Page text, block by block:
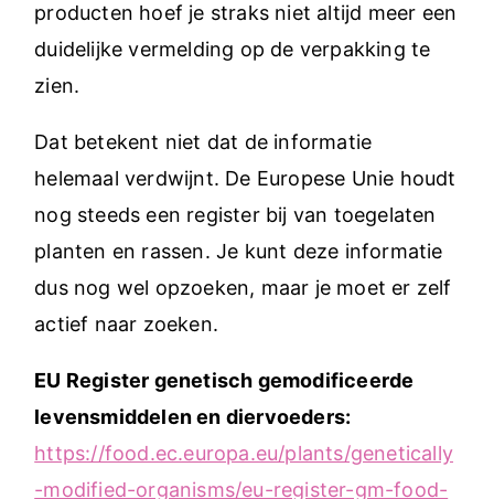
producten hoef je straks niet altijd meer een
duidelijke vermelding op de verpakking te
zien.
Dat betekent niet dat de informatie
helemaal verdwijnt. De Europese Unie houdt
nog steeds een register bij van toegelaten
planten en rassen. Je kunt deze informatie
dus nog wel opzoeken, maar je moet er zelf
actief naar zoeken.
EU Register genetisch gemodificeerde
levensmiddelen en diervoeders:
https://food.ec.europa.eu/plants/genetically
-modified-organisms/eu-register-gm-food-